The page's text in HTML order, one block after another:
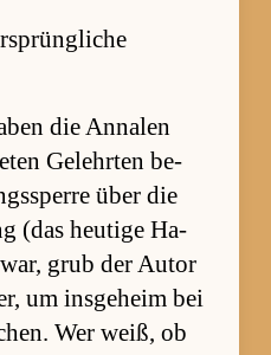
die An­na­len
Ge­lehr­ten be­
über die
(das heu­tige Ha­
grub der Au­tor
um ins­ge­heim bei
Wer weiß, ob